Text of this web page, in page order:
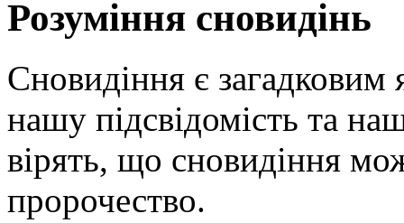
Розуміння сновидінь
Сновидіння є
нашу підсвідомість та
вірять, що сновидіння
пророчество.